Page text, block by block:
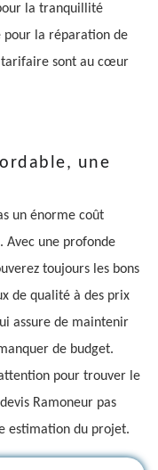
la tranquillité
pour la réparation de
tarifaire sont au cœur
une
un énorme coût
Avec une profonde
toujours les bons
de qualité à des prix
assure de maintenir
de budget.
pour trouver le
Ramoneur pas
estimation du projet.